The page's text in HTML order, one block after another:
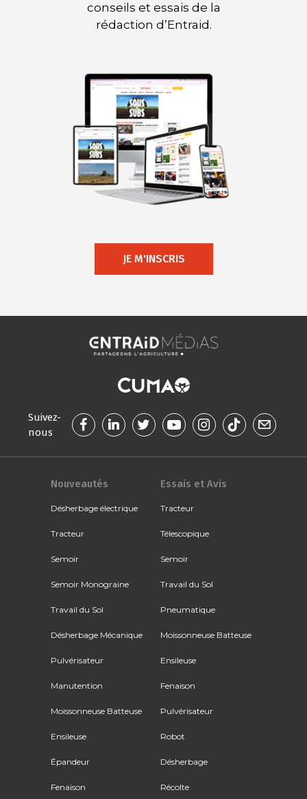
conseils et essais de la
rédaction d’Entraid.
JE M'INSCRIS
Suivez-
nous
Nouveautés
Désherbage électrique
Tracteur
Semoir
Semoir Monograine
Travail du Sol
Désherbage Mécanique
Pulvérisateur
Manutention
Moissonneuse Batteuse
Ensileuse
Épandeur
Fenaison
Essais et Avis
Tracteur
Télescopique
Semoir
Travail du Sol
Pneumatique
Moissonneuse Batteuse
Ensileuse
Fenaison
Pulvérisateur
Robot
Désherbage
Récolte